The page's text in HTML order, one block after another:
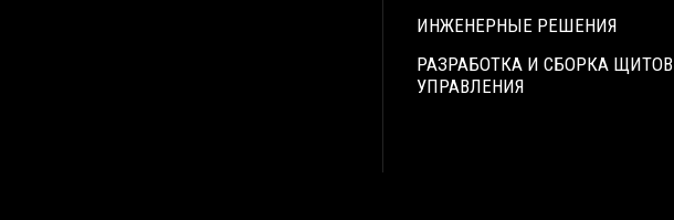
ИНЖЕНЕРНЫЕ РЕШЕНИЯ
РАЗРАБОТКА И СБОРКА ЩИТОВ
УПРАВЛЕНИЯ